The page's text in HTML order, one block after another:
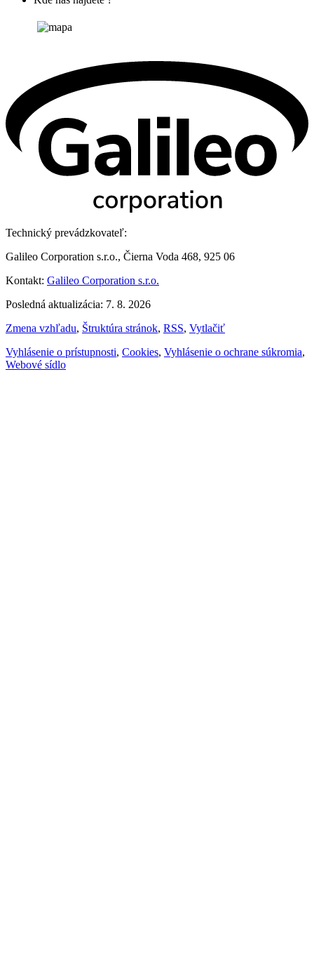
Technický prevádzkovateľ:
Galileo Corporation s.r.o., Čierna Voda 468, 925 06
Kontakt: Galileo Corporation s.r.o.
Posledná aktualizácia: 7. 8. 2026
Zmena vzhľadu, Štruktúra stránok, RSS, Vytlačiť
Vyhlásenie o prístupnosti, Cookies, Vyhlásenie o ochrane súkromia,
Webové sídlo